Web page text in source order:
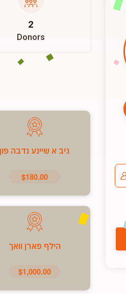
2
Donors
גיב א שיינע נדבה פון
$180.00
הילף פארן וואך
$1,000.00